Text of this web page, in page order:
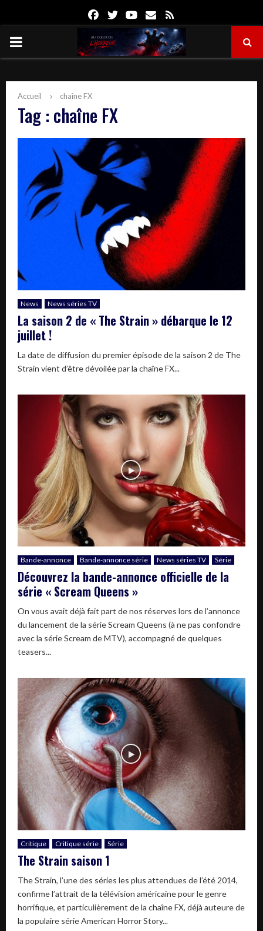
FacebookTwitterYoutube
Email
PRIMARY
Accueil chaîne FX
Tag : chaîne FX
News News séries TV
La saison 2 de « The Strain » débarque le 12
juillet !
La date de diffusion du premier épisode de la saison 2 de The
Strain vient d’être dévoilée par la chaîne FX...
Bande-annonce Bande-annonce série News séries TV Série
Découvrez la bande-annonce officielle de la
série « Scream Queens »
On vous avait déjà fait part de nos réserves lors de l’annonce
du lancement de la série Scream Queens (à ne pas confondre
avec la série Scream de MTV), accompagné de quelques
teasers...
Critique Critique série Série
The Strain saison 1
The Strain, l’une des séries les plus attendues de l’été 2014,
confirme l’attrait de la télévision américaine pour le genre
horrifique, et particulièrement de la chaîne FX, déjà auteure de
la populaire série American Horror Story...